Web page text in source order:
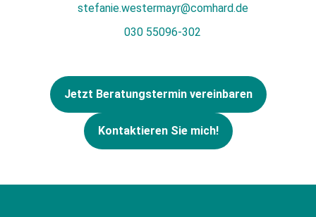
stefanie.westermayr@comhard.de
030 55096-302
Jetzt Beratungstermin vereinbaren
Kontaktieren Sie mich!